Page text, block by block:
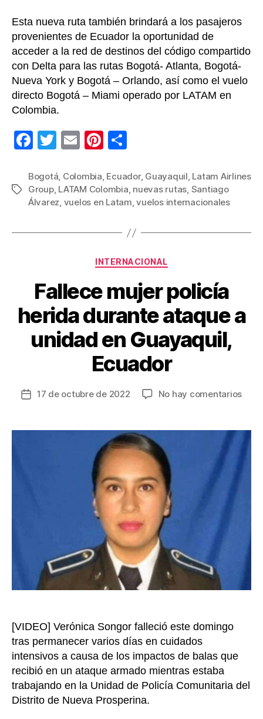
Esta nueva ruta también brindará a los pasajeros
provenientes de Ecuador la oportunidad de
acceder a la red de destinos del código compartido
con Delta para las rutas Bogotá- Atlanta, Bogotá-
Nueva York y Bogotá – Orlando, así como el vuelo
directo Bogotá – Miami operado por LATAM en
Colombia.
F
c
e
o
T
tt
er
E
ail
Pi
er
e
m
p
tir
Etiquetas
Bogotá, Colombia, Ecuador, Guayaquil, Latam Airlines
Group, LATAM Colombia, nuevas rutas, Santiago
Álvarez, vuelos en Latam,vuelos internacionales
Categorías
INTERNACIONAL
Fallece mujer policía
herida durante ataque a
unidad en Guayaquil,
Ecuador
Fecha
entrada
17 de octubre de 2022 No hay comentariosen
[VIDEO] Verónica Songor falleció este domingo
tras permanecer varios días en cuidados
intensivos a causa de los impactos de balas que
recibió en un ataque armado mientras estaba
trabajando en la Unidad de Policía Comunitaria del
Distrito de Nueva Prosperina.